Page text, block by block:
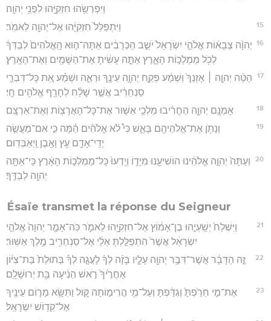
וַיִּפְרְשֵׂ֥הוּ חִזְקִיָּ֖הוּ לִפְנֵ֥י יְהוָֽה׃
15 וַיִּתְפַּלֵּל֙ חִזְקִיָּ֔הוּ אֶל־יְהוָ֖ה לֵאמֹֽר׃
16
יְהוָ֨ה צְבָא֜וֹת אֱלֹהֵ֤י יִשְׂרָאֵל֙ יֹשֵׁ֣ב הַכְּרֻבִ֔ים אַתָּה־ה֤וּא הָֽאֱלֹהִים֙ לְבַדְּךָ֔
לְכֹ֖ל מַמְלְכ֣וֹת הָאָ֑רֶץ אַתָּ֣ה עָשִׂ֔יתָ אֶת־הַשָּׁמַ֖יִם וְאֶת־הָאָֽרֶץ׃
17
הַטֵּ֨ה יְהוָ֤ה ׀ אָזְנְךָ֙ וּֽשְׁמָ֔ע פְּקַ֧ח יְהוָ֛ה עֵינֶ֖ךָ וּרְאֵ֑ה וּשְׁמַ֗ע אֵ֚ת כָּל־דִּבְרֵ֣י
סַנְחֵרִ֔יב אֲשֶׁ֣ר שָׁלַ֔ח לְחָרֵ֖ף אֱלֹהִ֥ים חָֽי׃
18 אָמְנָ֖ם יְהוָ֑ה הֶחֱרִ֜יבוּ מַלְכֵ֥י אַשּׁ֛וּר אֶת־כָּל־הָאֲרָצ֖וֹת וְאֶת־אַרְצָֽם׃
19
וְנָתֹ֥ן אֶת־אֱלֹהֵיהֶ֖ם בָּאֵ֑שׁ כִּי֩ לֹ֨א אֱלֹהִ֜ים הֵ֗מָּה כִּ֣י אִם־מַעֲשֵׂ֧ה
יְדֵֽי־אָדָ֛ם עֵ֥ץ וָאֶ֖בֶן וַֽיְאַבְּדֽוּם׃
20
וְעַתָּה֙ יְהוָ֣ה אֱלֹהֵ֔ינוּ הוֹשִׁיעֵ֖נוּ מִיָד֑וֹ וְיֵֽדְעוּ֙ כָּל־מַמְלְכ֣וֹת הָאָ֔רֶץ כִּֽי־אַתָּ֥ה
יְהוָ֖ה לְבַדֶּֽךָ׃
Ésaïe transmet la réponse du Seigneur
21
וַיִּשְׁלַח֙ יְשַֽׁעְיָ֣הוּ בֶן־אָמ֔וֹץ אֶל־חִזְקִיָּ֖הוּ לֵאמֹ֑ר כֹּֽה־אָמַ֤ר יְהוָה֙ אֱלֹהֵ֣י
יִשְׂרָאֵ֔ל אֲשֶׁר֙ הִתְפַּלַּ֣לְתָּ אֵלַ֔י אֶל־סַנְחֵרִ֖יב מֶ֥לֶךְ אַשּֽׁוּר׃
22
זֶ֣ה הַדָּבָ֔ר אֲשֶׁר־דִּבֶּ֥ר יְהוָ֖ה עָלָ֑יו בָּזָ֨ה לְךָ֜ לָעֲגָ֣ה לְךָ֗ בְּתוּלַת֙ בַּת־צִיּ֔וֹן
אַחֲרֶ֙יךָ֙ רֹ֣אשׁ הֵנִ֔יעָה בַּ֖ת יְרוּשָׁלִָֽם׃
23
אֶת־מִ֤י חֵרַ֙פְתָּ֙ וְגִדַּ֔פְתָּ וְעַל־מִ֖י הֲרִימ֣וֹתָה קּ֑וֹל וַתִּשָּׂ֥א מָר֛וֹם עֵינֶ֖יךָ
אֶל־קְד֥וֹשׁ יִשְׂרָאֵֽל׃